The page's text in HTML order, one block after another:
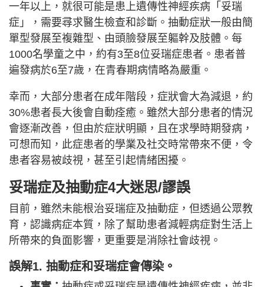
一年以上，就很可能是患上遺傳性神經疾病「妥瑞
症」，需要尋求醫生檢查和診斷。抽動症狀一般由簡
單型發展至複雜型、由頭臉發展至軀幹及肢體。每
1000名學童之中，約有3至8位妥瑞症患者。患者普
遍發病於6至7歲，在青春期病情略為嚴重。
幸而，大部分患者在成年階段，症狀會大為減退，約
30%患者長大後會自動痊癒。雖然大部分患者的情況
會逐漸改善，但由於症狀明顯，且在求學時期發病，
可想而知，此症患者的學業及社交時常帶來不便，令
患者容易被歧視，甚至引起情緒困擾。
妥瑞症及抽動症4大迷思/謬誤
目前，雖然未能根治妥瑞症及抽動症，但透過公眾教
育，認識病症本質，除了幫助患者減輕病症對生活上
所帶來的負面影響，更重要是消除社會歧視。
誤解1. 抽動症和妥瑞症會傳染。